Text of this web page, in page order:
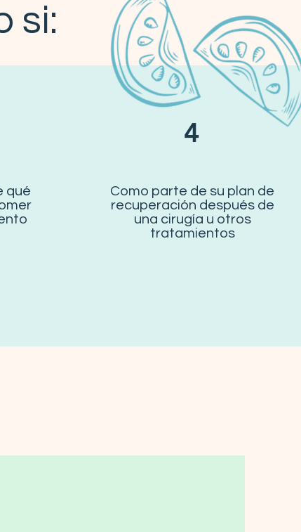
si:
qué
4
Como parte de su plan de
recuperación después de
una cirugía u otros
tratamientos